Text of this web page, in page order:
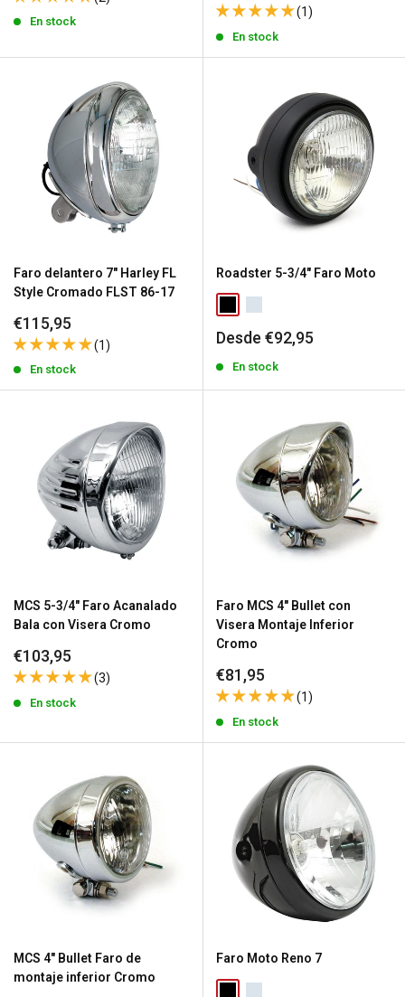
venta
En stock
de
venta
(1)
En stock
Faro delantero 7" Harley FL
Style Cromado FLST 86-17
Precio
de
venta
€115,95
(1)
En stock
Roadster 5-3/4" Faro Moto
Precio
venta
Desde €92,95
En stock
MCS 5-3/4" Faro Acanalado
Bala con Visera Cromo
Precio
de
venta
€103,95
(3)
En stock
Faro MCS 4" Bullet con
Visera Montaje Inferior
Cromo
Precio
de
venta
€81,95
(1)
En stock
MCS 4" Bullet Faro de
montaje inferior Cromo
Faro Moto Reno 7